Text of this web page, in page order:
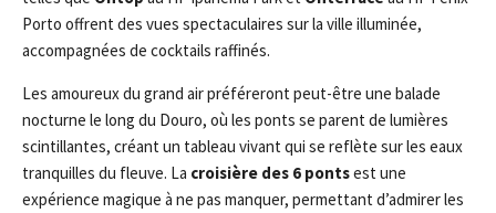
Porto offrent des vues spectaculaires sur la ville illuminée,
accompagnées de cocktails raffinés.
Les amoureux du grand air préféreront peut-être une balade
nocturne le long du Douro, où les ponts se parent de lumières
scintillantes, créant un tableau vivant qui se reflète sur les eaux
tranquilles du fleuve. La croisière des 6 pontsest une
expérience magique à ne pas manquer, permettant d’admirer les